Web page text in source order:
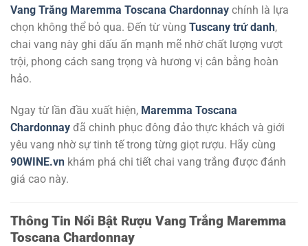
Vang Trắng Maremma Toscana Chardonnay chính là lựa
chọn không thể bỏ qua. Đến từ vùng Tuscany trứ danh,
chai vang này ghi dấu ấn mạnh mẽ nhờ chất lượng vượt
trội, phong cách sang trọng và hương vị cân bằng hoàn
hảo.
Ngay từ lần đầu xuất hiện, Maremma Toscana
Chardonnay đã chinh phục đông đảo thực khách và giới
yêu vang nhờ sự tinh tế trong từng giọt rượu. Hãy cùng
90WINE.vn khám phá chi tiết chai vang trắng được đánh
giá cao này.
Thông Tin Nổi Bật Rượu Vang Trắng Maremma
Toscana Chardonnay